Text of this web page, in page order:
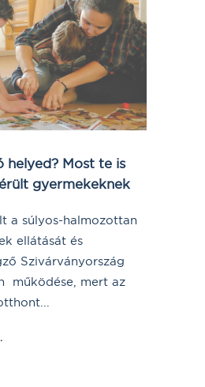
helyed? Most te is
gyermekeknek
a súlyos-halmozottan
ellátását és
Szivárványország
működése, mert az